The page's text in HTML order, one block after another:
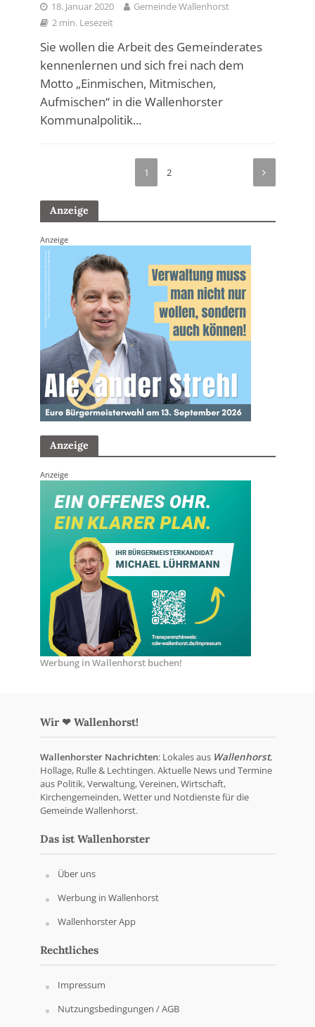
18. Januar 2020
Gemeinde Wallenhorst
2 min. Lesezeit
Sie wollen die Arbeit des Gemeinderates
kennenlernen und sich frei nach dem
Motto „Einmischen, Mitmischen,
Aufmischen“ in die Wallenhorster
Kommunalpolitik...
1 2
Anzeige
Anzeige
Anzeige
Anzeige
Werbung in Wallenhorst buchen!
Wir ❤ Wallenhorst!
Wallenhorster Nachrichten: Lokales aus Wallenhorst,
Hollage, Rulle & Lechtingen. Aktuelle News und Termine
aus Politik, Verwaltung, Vereinen, Wirtschaft,
Kirchengemeinden, Wetter und Notdienste für die
Gemeinde Wallenhorst.
Das ist Wallenhorster
Über uns
Werbung in Wallenhorst
Wallenhorster App
Rechtliches
Impressum
Nutzungsbedingungen / AGB